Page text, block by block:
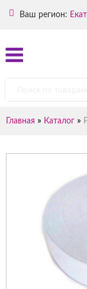
Ваш регион:
Главная » Каталог »